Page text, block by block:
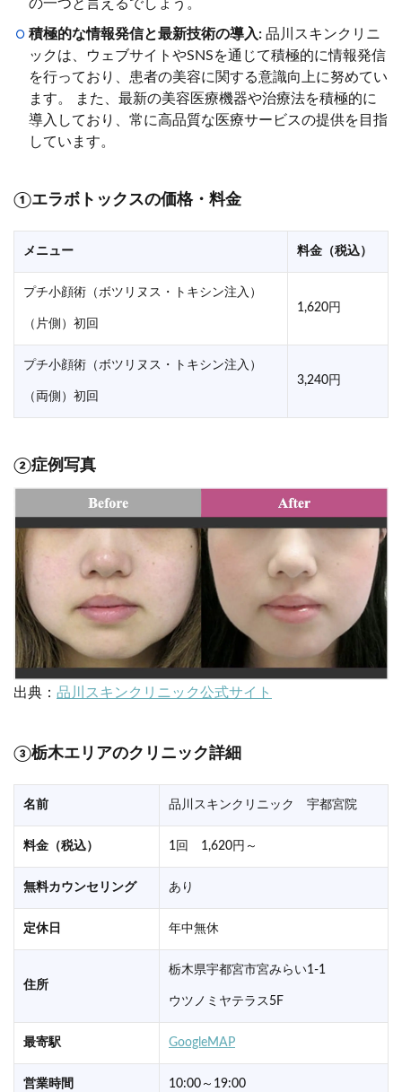
の一つと言えるでしょう。
積極的な情報発信と最新技術の導入: 品川スキンクリニ
ックは、ウェブサイトやSNSを通じて積極的に情報発信
を行っており、患者の美容に関する意識向上に努めてい
ます。 また、最新の美容医療機器や治療法を積極的に
導入しており、常に高品質な医療サービスの提供を目指
しています。
①エラボトックスの価格・料金
メニュー 料金（税込）
プチ小顔術（ボツリヌス・トキシン注入）
（片側）初回
1,620円
プチ小顔術（ボツリヌス・トキシン注入）
（両側）初回
3,240円
②症例写真
出典： 品川スキンクリニック公式サイト
③栃木エリアのクリニック詳細
名前 品川スキンクリニック 宇都宮院
料金（税込） 1回 1,620円～
無料カウンセリング あり
定休日 年中無休
住所
栃木県宇都宮市宮みらい1-1
ウツノミヤテラス5F
最寄駅 GoogleMAP
営業時間 10:00～19:00